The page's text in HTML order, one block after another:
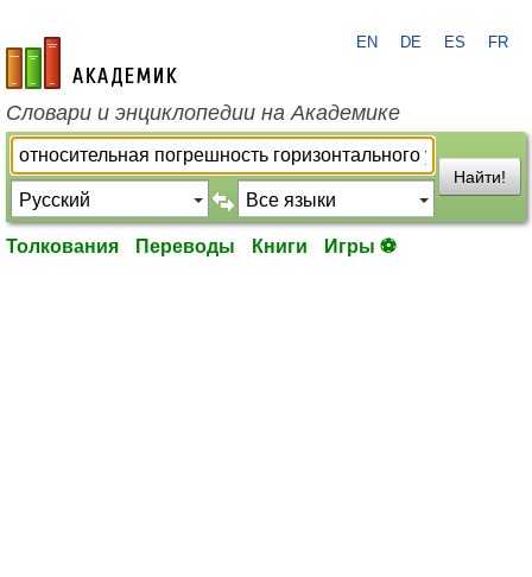
academic.ru
EN DE ES FR
Словари и энциклопедии на Академике
Найти!
Толкования Переводы Книги Игры ⚽